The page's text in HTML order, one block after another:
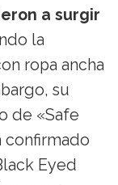
a surgir
la
ropa ancha
su
de «Safe
confirmado
Eyed